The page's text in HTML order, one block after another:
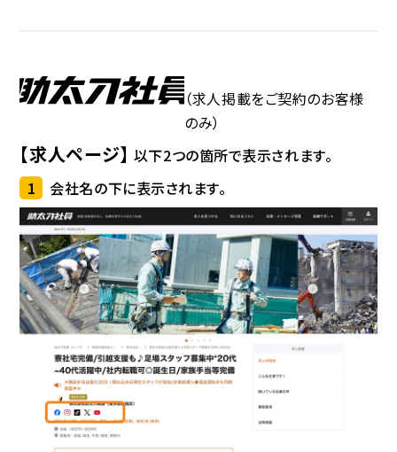
（求人掲載をご契約のお客様
のみ）
【求人ページ】 以下2つの箇所で表示されます。
1
会社名の下に表示されます。